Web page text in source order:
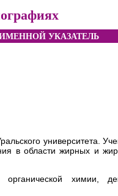
УКАЗАТЕЛЬ
университета.
в области жирных и
химии,